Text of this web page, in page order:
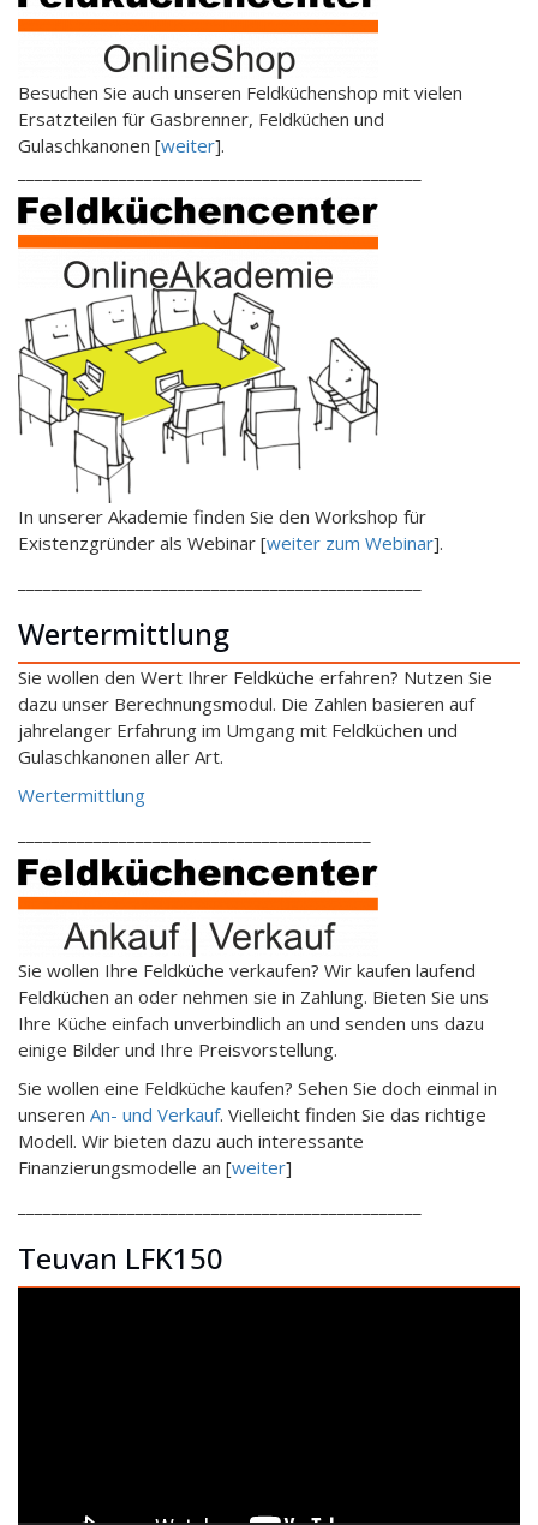
Besuchen Sie auch unseren Feldküchenshop mit vielen
Ersatzteilen für Gasbrenner, Feldküchen und
Gulaschkanonen [weiter].
In unserer Akademie finden Sie den Workshop für
Existenzgründer als Webinar [weiter zum Webinar].
Wertermittlung
Sie wollen den Wert Ihrer Feldküche erfahren? Nutzen Sie
dazu unser Berechnungsmodul. Die Zahlen basieren auf
jahrelanger Erfahrung im Umgang mit Feldküchen und
Gulaschkanonen aller Art.
Wertermittlung
Sie wollen Ihre Feldküche verkaufen? Wir kaufen laufend
Feldküchen an oder nehmen sie in Zahlung. Bieten Sie uns
Ihre Küche einfach unverbindlich an und senden uns dazu
einige Bilder und Ihre Preisvorstellung.
Sie wollen eine Feldküche kaufen? Sehen Sie doch einmal in
unseren An- und Verkauf. Vielleicht finden Sie das richtige
Modell. Wir bieten dazu auch interessante
Finanzierungsmodelle an [weiter]
Teuvan LFK150